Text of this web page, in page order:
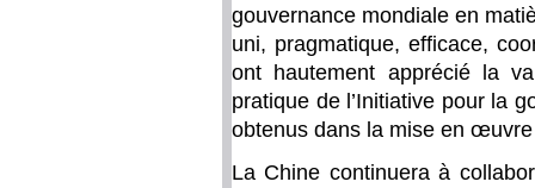
gouvernance mondiale en
uni, pragmatique, efficace,
ont hautement apprécié la
pratique de l’Initiative pour la
obtenus dans la mise en
La Chine continuera à